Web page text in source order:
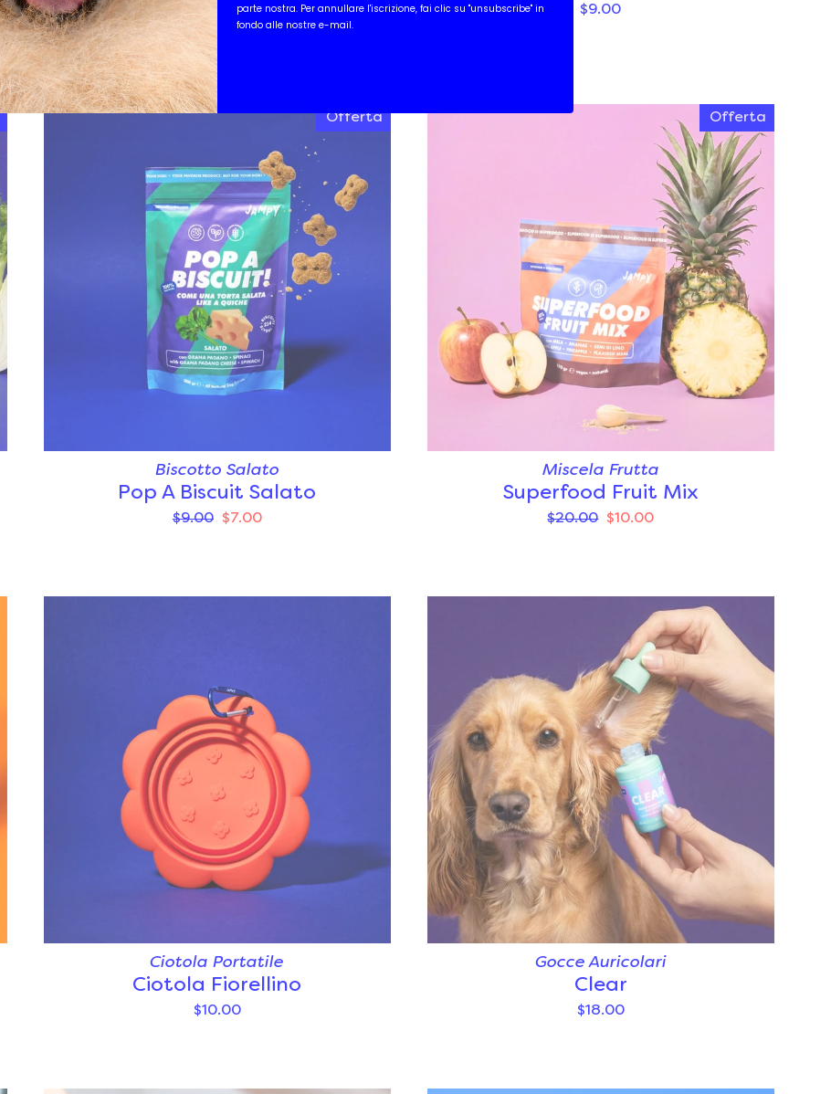
$18.00
$18.00/item
$9.00
Offerta
Biscotto Salato
Pop A Biscuit Salato
$9.00 $7.00
Offerta
Miscela Frutta
Superfood Fruit Mix
$20.00 $10.00
Ciotola Portatile
Ciotola Fiorellino
$10.00
Gocce Auricolari
Clear
$18.00
parte nostra. Per annullare l'iscrizione, fai clic su "unsubscribe" in
fondo alle nostre e-mail.